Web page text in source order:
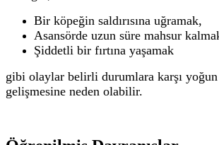
Bir köpeğin saldırısına uğramak,
Asansörde uzun süre mahsur
Şiddetli bir fırtına yaşamak
gibi olaylar belirli durumlara karşı
gelişmesine neden olabilir.